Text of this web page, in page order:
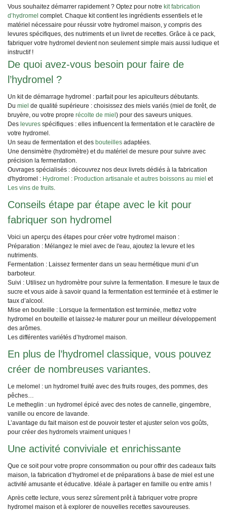
Vous souhaitez démarrer rapidement ? Optez pour notre kit fabrication
d’hydromel complet. Chaque kit contient les ingrédients essentiels et le
matériel nécessaire pour réussir votre hydromel maison, y compris des
levures spécifiques, des nutriments et un livret de recettes. Grâce à ce pack,
fabriquer votre hydromel devient non seulement simple mais aussi ludique et
instructif !
De quoi avez-vous besoin pour faire de
l’hydromel ?
Un kit de démarrage hydromel : parfait pour les apiculteurs débutants.
Du miel de qualité supérieure : choisissez des miels variés (miel de forêt, de
bruyère, ou votre propre récolte de miel ) pour des saveurs uniques.
Des levures spécifiques : elles influencent la fermentation et le caractère de
votre hydromel.
Un seau de fermentation et des bouteilles adaptées.
Une densimètre (hydromètre) et du matériel de mesure pour suivre avec
précision la fermentation.
Ouvrages spécialisés : découvrez nos deux livrets dédiés à la fabrication
d'hydromel : Hydromel : Production artisanale et autres boissons au miel et
Les vins de fruits.
Conseils étape par étape avec le kit pour
fabriquer son hydromel
Voici un aperçu des étapes pour créer votre hydromel maison :
Préparation : Mélangez le miel avec de l'eau, ajoutez la levure et les
nutriments.
Fermentation : Laissez fermenter dans un seau hermétique muni d’un
barboteur.
Suivi : Utilisez un hydromètre pour suivre la fermentation. Il mesure le taux de
sucre et vous aide à savoir quand la fermentation est terminée et à estimer le
taux d’alcool.
Mise en bouteille : Lorsque la fermentation est terminée, mettez votre
hydromel en bouteille et laissez-le maturer pour un meilleur développement
des arômes.
Les différentes variétés d’hydromel maison.
En plus de l’hydromel classique, vous pouvez
créer de nombreuses variantes.
Le melomel : un hydromel fruité avec des fruits rouges, des pommes, des
pêches…
Le metheglin : un hydromel épicé avec des notes de cannelle, gingembre,
vanille ou encore de lavande.
L’avantage du fait maison est de pouvoir tester et ajuster selon vos goûts,
pour créer des hydromels vraiment uniques !
Une activité conviviale et enrichissante
Que ce soit pour votre propre consommation ou pour offrir des cadeaux faits
maison, la fabrication d’hydromel et de préparations à base de miel est une
activité amusante et éducative. Idéale à partager en famille ou entre amis !
Après cette lecture, vous serez sûrement prêt à fabriquer votre propre
hydromel maison et à explorer de nouvelles recettes savoureuses.